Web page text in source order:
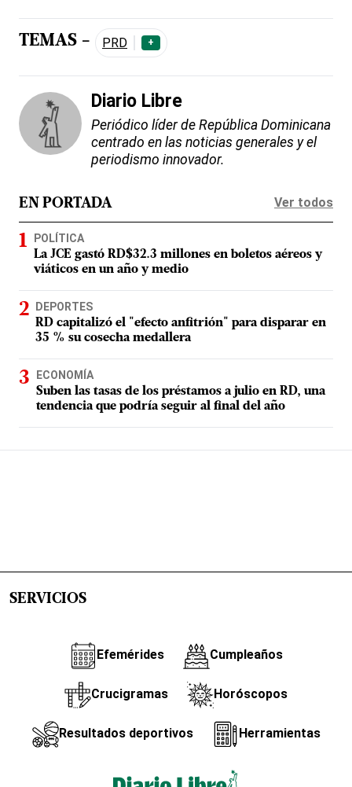
TEMAS - PRD +
Diario Libre
Periódico líder de República Dominicana
centrado en las noticias generales y el
periodismo innovador.
EN PORTADA Ver todos
POLÍTICA
La JCE gastó RD$32.3 millones en boletos aéreos y
viáticos en un año y medio
DEPORTES
RD capitalizó el "efecto anfitrión" para disparar en
35 % su cosecha medallera
ECONOMÍA
Suben las tasas de los préstamos a julio en RD, una
tendencia que podría seguir al final del año
SERVICIOS
Efemérides Cumpleaños
Crucigramas Horóscopos
Resultados deportivos Herramientas